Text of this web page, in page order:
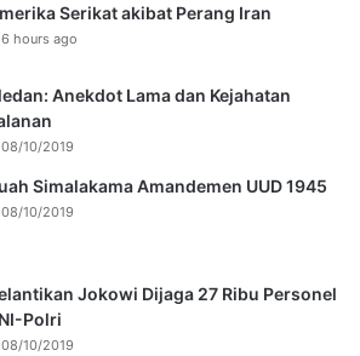
Serikat akibat Perang Iran
6 hours ago
Anekdot Lama dan Kejahatan
08/10/2019
Simalakama Amandemen UUD 1945
08/10/2019
Jokowi Dijaga 27 Ribu Personel
Polri
08/10/2019